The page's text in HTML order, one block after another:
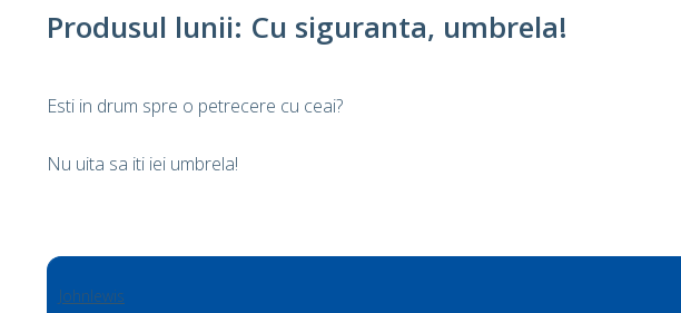
Produsul lunii: Cu siguranta, umbrela!
Esti in drum spre o petrecere cu ceai?
Nu uita sa iti iei umbrela!
Johnlewis